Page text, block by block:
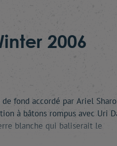
2006
fond accordé par Ariel
à bâtons rompus avec Uri
blanche qui baliserait le